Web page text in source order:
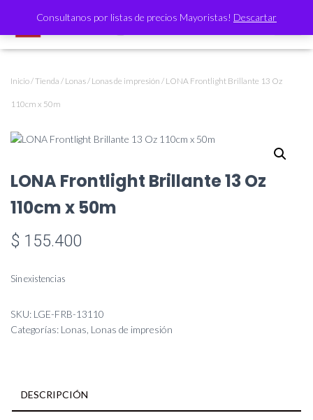
Consultanos por listas de precios Mayoristas! Descartar
Inicio/Tienda / Lonas/ Lonas de impresión / LONA Frontlight Brillante 13 Oz
110cm x 50m
LONA Frontlight Brillante 13 Oz
110cm x 50m
$ 155.400
Sin existencias
SKU: LGE-FRB-13110
Categorías: Lonas Lonas de impresión
DESCRIPCIÓN